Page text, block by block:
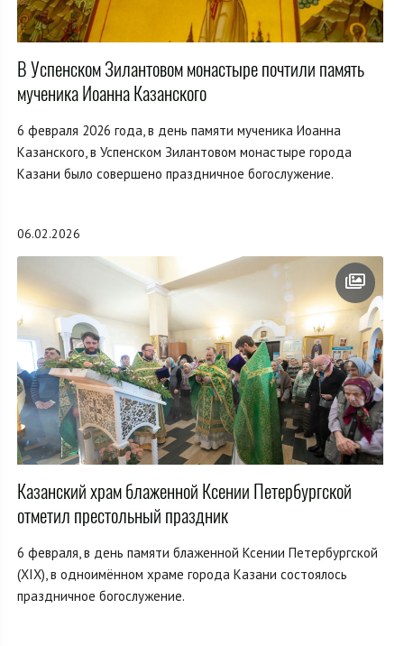
В Успенском Зилантовом монастыре почтили память
мученика Иоанна Казанского
6 февраля 2026 года, в день памяти мученика Иоанна
Казанского, в Успенском Зилантовом монастыре города
Казани было совершено праздничное богослужение.
06.02.2026
Казанский храм блаженной Ксении Петербургской
отметил престольный праздник
6 февраля, в день памяти блаженной Ксении Петербургской
(XIX), в одноимённом храме города Казани состоялось
праздничное богослужение.